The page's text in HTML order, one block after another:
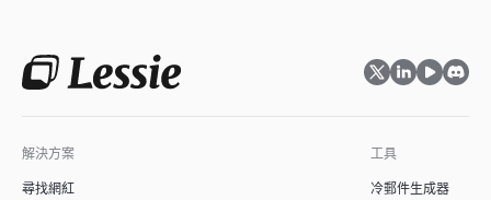
解決方案
尋找網紅
工具
冷郵件生成器